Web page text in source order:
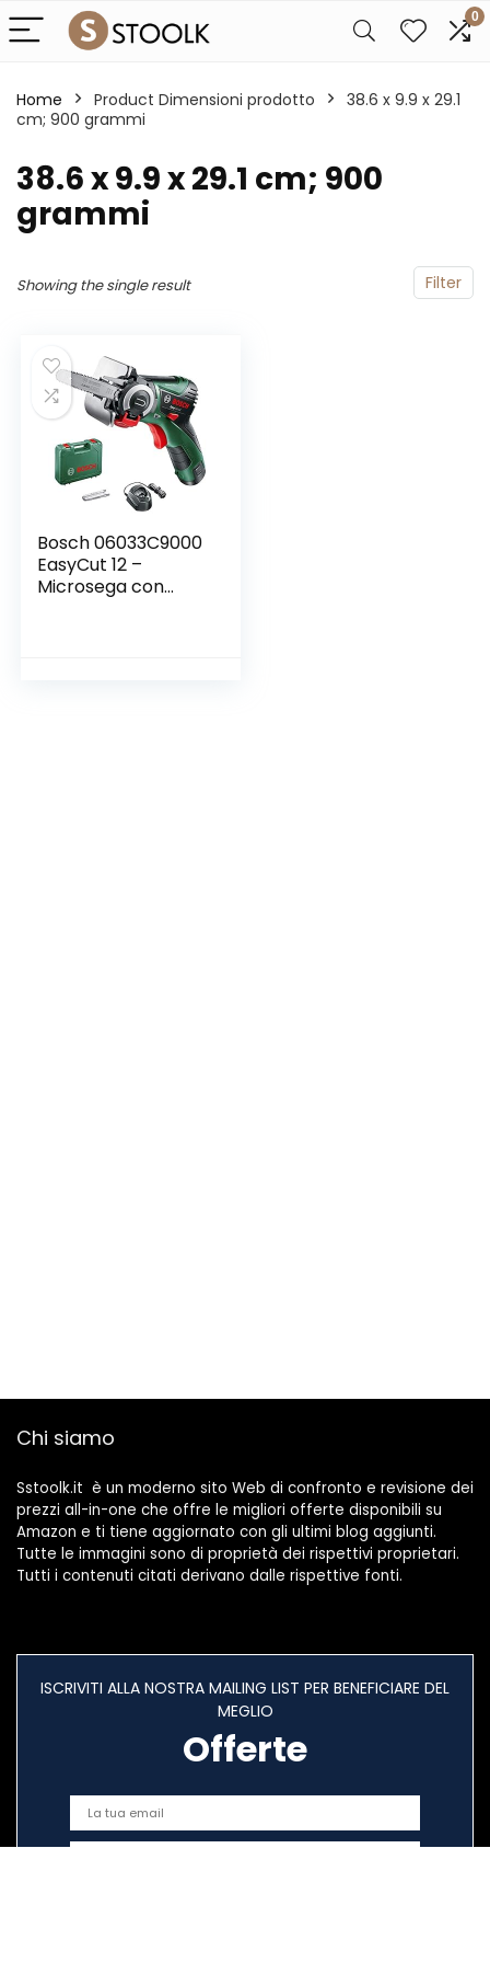
0
Home Product Dimensioni prodotto
‎38.6 x 9.9 x 29.1
cm; 900 grammi
‎38.6 x 9.9 x 29.1 cm; 900
grammi
Filter
Showing the single result
Bosch 06033C9000
EasyCut 12 –
Microsega con
Chi siamo
Sstoolk.it è un moderno sito Web di confronto e revisione dei
prezzi all-in-one che offre le migliori offerte disponibili su
Amazon e ti tiene aggiornato con gli ultimi blog aggiunti.
Tutte le immagini sono di proprietà dei rispettivi proprietari.
Tutti i contenuti citati derivano dalle rispettive fonti.
ISCRIVITI ALLA NOSTRA MAILING LIST PER BENEFICIARE DEL
MEGLIO
Offerte